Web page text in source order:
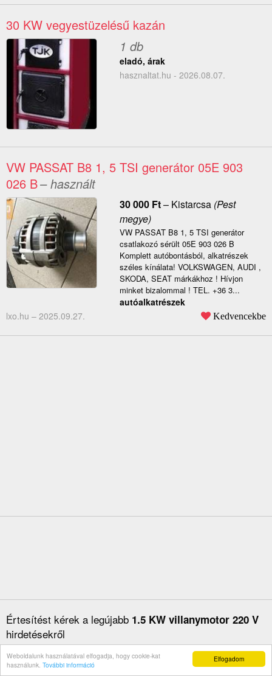
Elfogadom
Weboldalunk használatával elfogadja, hogy cookie-kat
használunk. További információ
30 KW vegyestüzelésű kazán
1 db
eladó, árak
hasznaltat.hu - 2026.08.07.
VW PASSAT B8 1, 5 TSI generátor 05E 903
026 B– használt
30 000 Ft– Kistarcsa(Pest
megye)
VW PASSAT B8 1, 5 TSI generátor
csatlakozó sérült 05E 903 026 B
Komplett autóbontásból, alkatrészek
széles kínálata! VOLKSWAGEN, AUDI ,
SKODA, SEAT márkákhoz ! Hívjon
minket bizalommal ! TEL. +36 3...
autóalkatrészek
lxo.hu – 2025.09.27. Kedvencekbe
Értesítést kérek a legújabb 1.5 KW villanymotor 220 V
hirdetésekről